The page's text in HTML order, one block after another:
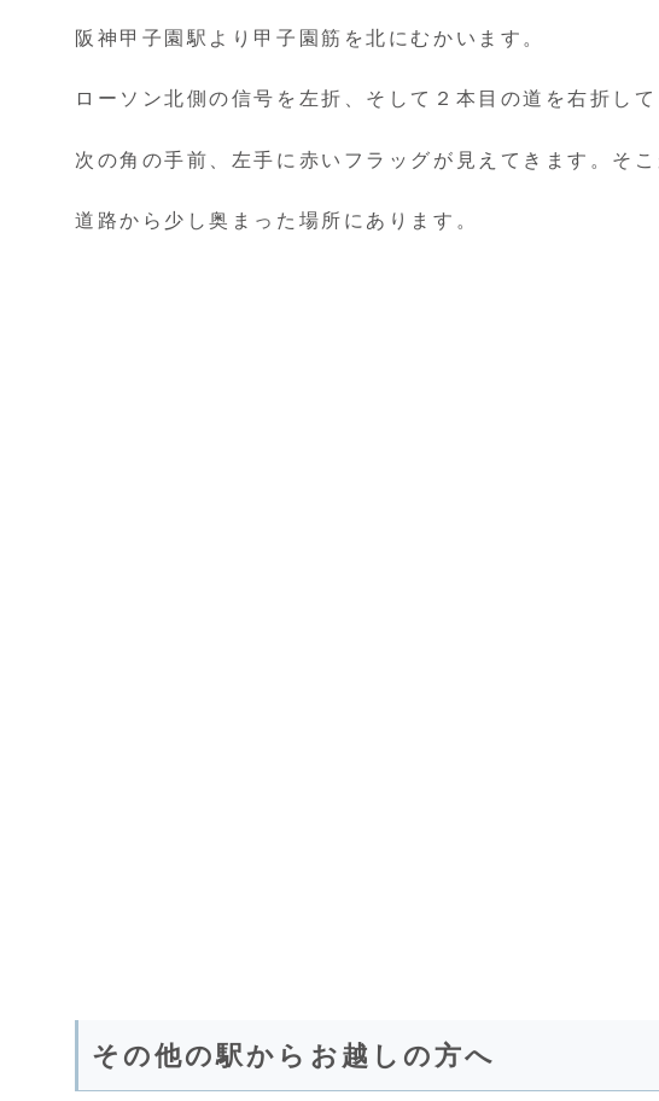
阪神甲子園駅より甲子園筋を北にむかいます。
ローソン北側の信号を左折、そして２本目の道を右折して
次の角の手前、左手に赤いフラッグが見えてきます。そこ
道路から少し奥まった場所にあります。
その他の駅からお越しの方へ